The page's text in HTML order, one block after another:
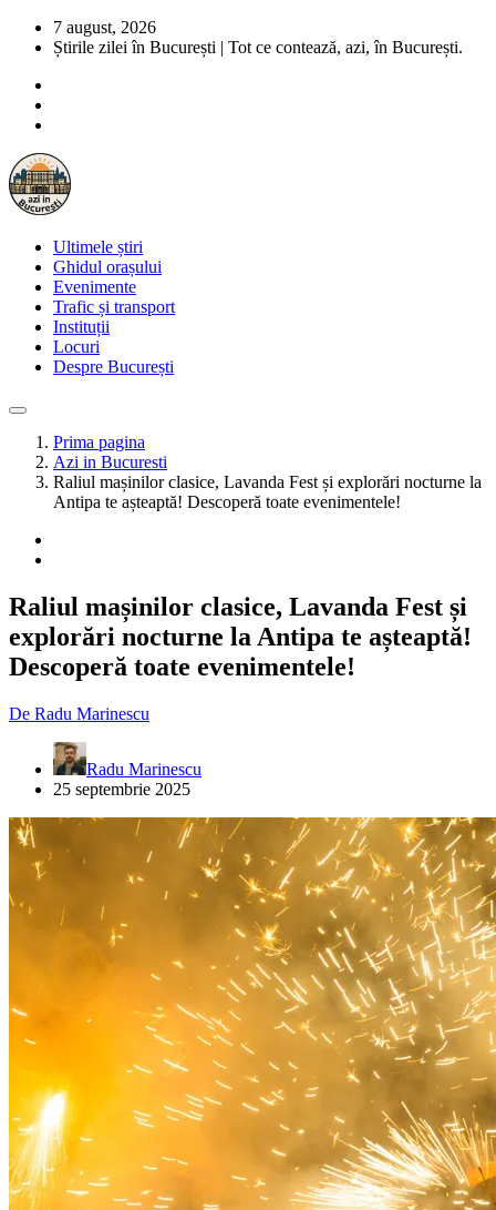
7 august, 2026
Știrile zilei în București | Tot ce contează, azi, în București.
Ultimele știri
Ghidul orașului
Evenimente
Trafic și transport
Instituții
Locuri
Despre București
Prima pagina
Azi in Bucuresti
Raliul mașinilor clasice, Lavanda Fest și explorări nocturne la
Antipa te așteaptă! Descoperă toate evenimentele!
Raliul mașinilor clasice, Lavanda Fest și
explorări nocturne la Antipa te așteaptă!
Descoperă toate evenimentele!
De Radu Marinescu
Radu Marinescu
25 septembrie 2025